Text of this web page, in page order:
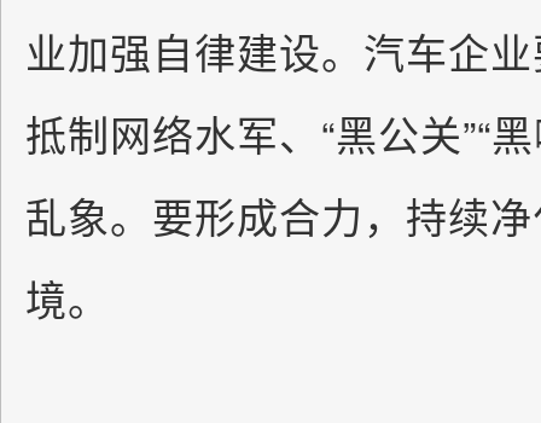
业加强自律建设。汽车企
抵制网络水军、“黑公关”“
乱象。要形成合力，持续
境。